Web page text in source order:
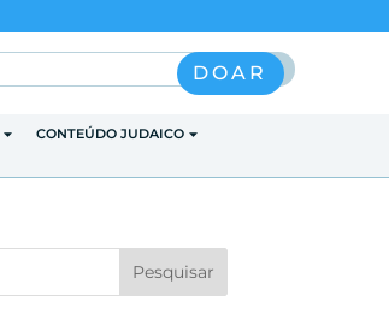
Pesquisar
DOAR
CONTEÚDO JUDAICO